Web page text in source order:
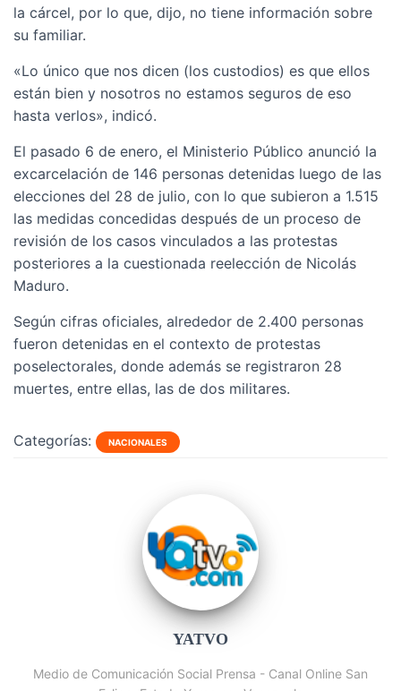
la cárcel, por lo que, dijo, no tiene información sobre
su familiar.
«Lo único que nos dicen (los custodios) es que ellos
están bien y nosotros no estamos seguros de eso
hasta verlos», indicó.
El pasado 6 de enero, el Ministerio Público anunció la
excarcelación de 146 personas detenidas luego de las
elecciones del 28 de julio, con lo que subieron a 1.515
las medidas concedidas después de un proceso de
revisión de los casos vinculados a las protestas
posteriores a la cuestionada reelección de Nicolás
Maduro.
Según cifras oficiales, alrededor de 2.400 personas
fueron detenidas en el contexto de protestas
poselectorales, donde además se registraron 28
muertes, entre ellas, las de dos militares.
Categorías: NACIONALES
YATVO
Medio de Comunicación Social Prensa - Canal Online San